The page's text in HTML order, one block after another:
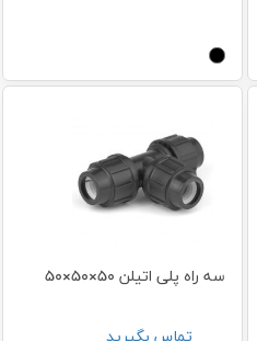
سه راه پلی اتیلن 50×50×50